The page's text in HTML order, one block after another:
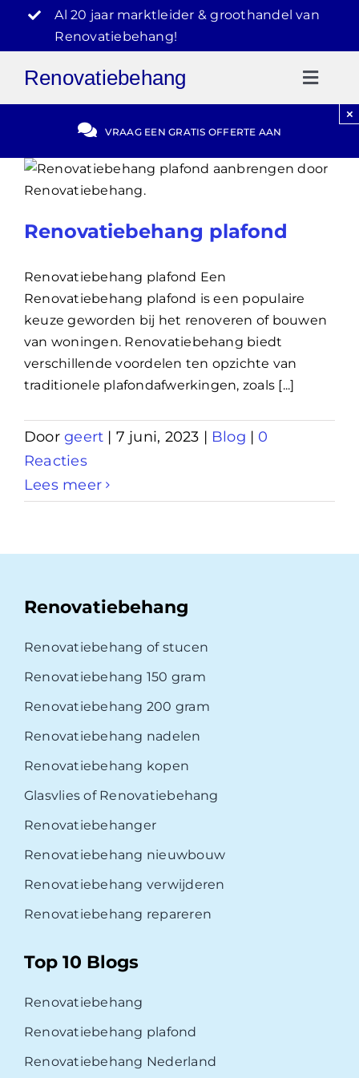
inhoud
Al 20 jaar marktleider & groothandel van
Renovatiebehang!
Renovatiebehang
Gratis Offerte
Blog
Video Reviews
030-2072303
VRAAG EEN GRATIS OFFERTE AAN
×
Renovatiebehang plafond
Renovatiebehang plafond Een
Renovatiebehang plafond is een populaire
keuze geworden bij het renoveren of bouwen
van woningen. Renovatiebehang biedt
verschillende voordelen ten opzichte van
traditionele plafondafwerkingen, zoals [...]
Doorgeert | 7 juni, 2023 | Blog | 0
Reacties
Lees meer
Renovatiebehang
Renovatiebehang of stucen
Renovatiebehang 150 gram
Renovatiebehang 200 gram
Renovatiebehang nadelen
Renovatiebehang kopen
Glasvlies of Renovatiebehang
Renovatiebehanger
Renovatiebehang nieuwbouw
Renovatiebehang verwijderen
Renovatiebehang repareren
Top 10 Blogs
Renovatiebehang
Renovatiebehang plafond
Renovatiebehang Nederland